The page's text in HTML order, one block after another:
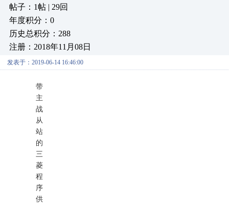
帖子：1帖 | 29回
年度积分：0
历史总积分：288
注册：2018年11月08日
发表于：2019-06-14 16:46:00
带
主
战
从
站
的
三
菱
程
序
供